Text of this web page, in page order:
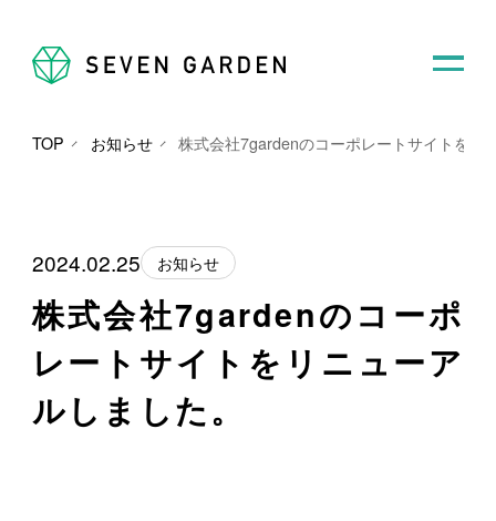
TOP お知らせ 株式会社7gardenのコーポレートサイトをリ
2024.02.25 お知らせ
株式会社7gardenのコーポ
レートサイトをリニューア
ルしました。